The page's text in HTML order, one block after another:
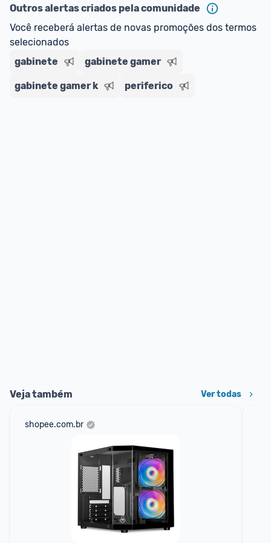
Outros alertas criados pela comunidade
Você receberá alertas de novas promoções dos termos
selecionados
gabinete
gabinete gamer
gabinete gamer k periferico
Veja também Ver todas
shopee.com.br